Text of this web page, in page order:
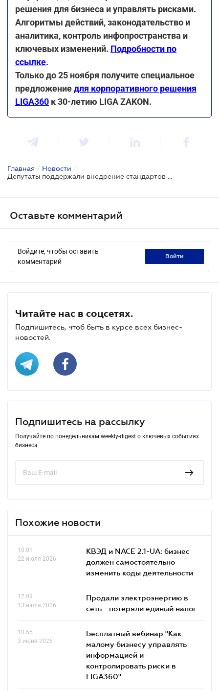
решения для бизнеса и управлять рисками.
Алгоритмы действий, законодательство и
аналитика, контроль инфопространства и
ключевых изменений. Подробности по
ссылке.
Только до 25 ноября получите специальное
предложениедля корпоративного решения
LIGA360 к 30-летию LIGA ZAKON.
Главная / Новости /
Депутаты поддержали внедрение стандартов ЕС в сфере предоставления услуг почтовой связи Украины
Оставьте комментарий
Войдите, чтобы оставить
комментарий
войти
Читайте нас в соцсетях.
Подпишитесь, чтоб быть в курсе всех бизнес-
новостей.
Подпишитесь на рассылку
Получайте по понедельникам weekly-digest о ключевых событиях
бизнеса
Похожие новости
10.01
22 июля 2026
КВЭД и NACE 2.1-UA: бизнес
должен самостоятельно
изменить коды деятельности
17.09
13 июля 2026
Продали электроэнергию в
сеть - потеряли единый налог
10.55
3 июня 2026
Бесплатный вебинар "Как
малому бизнесу управлять
информацией и
контролировать риски в
LIGA360"